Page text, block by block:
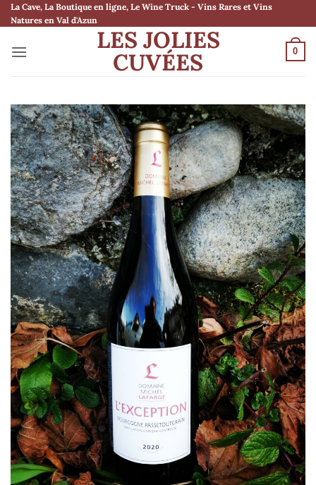
Passer
au
La Cave, La Boutique en ligne, Le Wine Truck - Vins Rares et Vins
Natures en Val d'Azun
LES JOLIES
CUVÉES 0